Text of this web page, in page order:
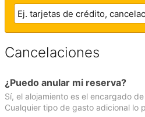
Cancelaciones
¿Puedo anular mi reserva?
Sí, el alojamiento es el encargado
Cualquier tipo de gasto adicional lo